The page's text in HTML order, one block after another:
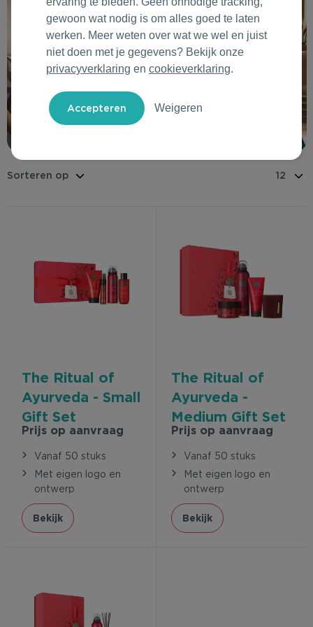
Outdoor & Vrije tijd
Technologie & Gadgets
Duurzame Bestsellers
Groene Lente Dagen
Oranjefeest
Back to Routine
Rituals
Roll'Eat
Stanley/Stella
The Ritual of
Ayurveda - Small
Gift Set
Prijs op aanvraag
Vanaf 50 stuks
Met eigen logo en
ontwerp
Bekijk
The Ritual of
Ayurveda -
Medium Gift Set
Prijs op aanvraag
Vanaf 50 stuks
Met eigen logo en
ontwerp
Bekijk
gewoon wat nodig is om alles goed te laten
werken. Meer weten over wat we wel en juist
niet doen met je gegevens? Bekijk onze
privacyverklaring en cookieverklaring.
Weigeren